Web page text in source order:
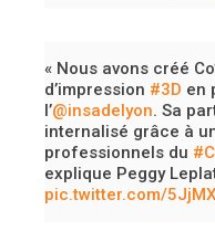
« Nous avons créé
d’impression #3D en
l’@insadelyon. Sa
internalisé grâce à
professionnels du
explique Peggy
pic.twitter.com/